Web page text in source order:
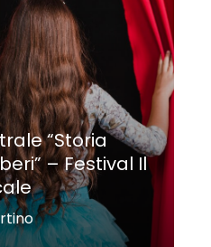
“Storia
– Festival Il